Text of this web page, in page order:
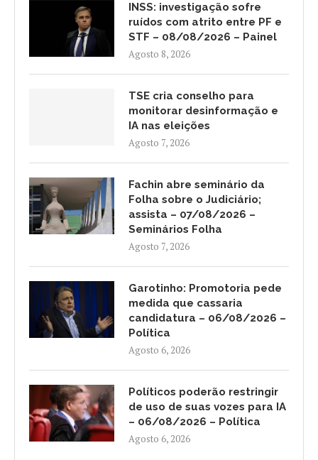
INSS: investigação sofre
ruídos com atrito entre PF e
STF – 08/08/2026 – Painel
Agosto 8, 2026
TSE cria conselho para
monitorar desinformação e
IA nas eleições
Agosto 7, 2026
Fachin abre seminário da
Folha sobre o Judiciário;
assista – 07/08/2026 –
Seminários Folha
Agosto 7, 2026
Garotinho: Promotoria pede
medida que cassaria
candidatura – 06/08/2026 –
Política
Agosto 6, 2026
Políticos poderão restringir
de uso de suas vozes para IA
– 06/08/2026 – Política
Agosto 6, 2026